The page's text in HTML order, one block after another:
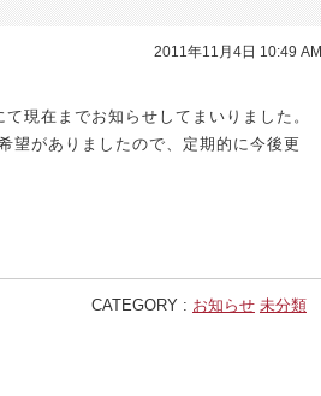
2011年11月4日 10:49 AM
現在までお知らせしてまいりました。
望がありましたので、定期的に今後更
CATEGORY : お知らせ 未分類